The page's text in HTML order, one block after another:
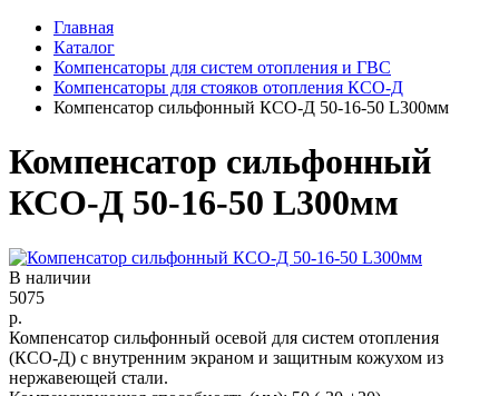
Главная
Каталог
Компенсаторы для систем отопления и ГВС
Компенсаторы для стояков отопления КСО-Д
Компенсатор сильфонный КСО-Д 50-16-50 L300мм
Компенсатор сильфонный
КСО-Д 50-16-50 L300мм
В наличии
5075
р.
Компенсатор сильфонный осевой для систем отопления
(КСО-Д) с внутренним экраном и защитным кожухом из
нержавеющей стали.